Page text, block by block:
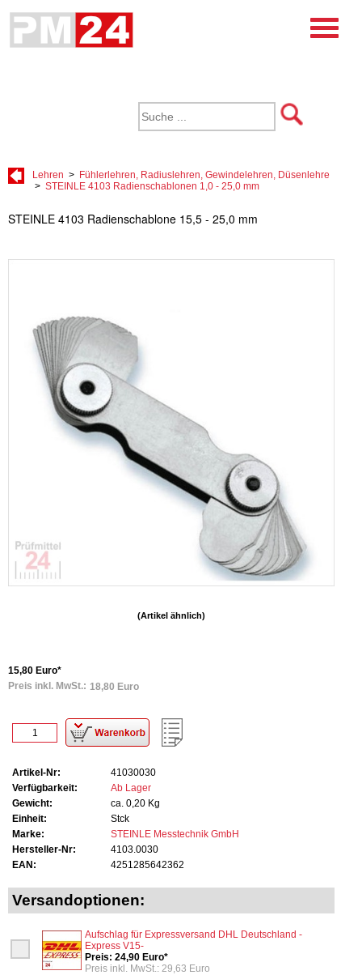
Lehren > Fühlerlehren, Radiuslehren, Gewindelehren, Düsenlehre
> STEINLE 4103 Radienschablonen 1,0 - 25,0 mm
STEINLE 4103 Radienschablone 15,5 - 25,0 mm
(Artikel ähnlich)
15,80 Euro*
Preis inkl. MwSt.: 18,80 Euro
Artikel-Nr:
41030030
Verfügbarkeit:
Ab Lager
Gewicht:
ca. 0,20 Kg
Einheit:
Stck
Marke:
STEINLE Messtechnik GmbH
Hersteller-Nr:
4103.0030
EAN:
4251285642362
Versandoptionen:
Aufschlag für Expressversand DHL Deutschland -
Express V15-
Preis: 24,90 Euro*
Preis inkl. MwSt.: 29,63 Euro